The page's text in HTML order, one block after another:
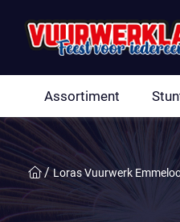
Assortiment
Loras Vuurwerk